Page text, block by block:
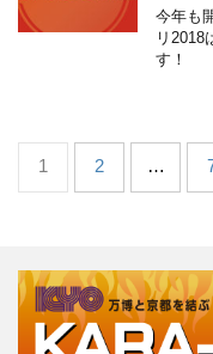
今年も
リ2018
す！
1 2 …